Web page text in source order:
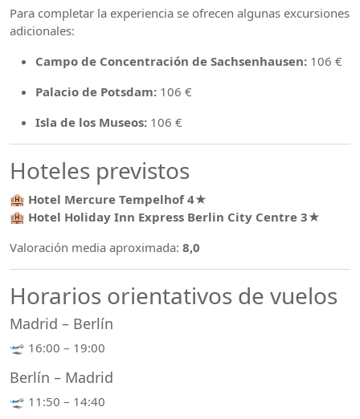
Para completar la experiencia se ofrecen algunas excursiones
adicionales:
Campo de Concentración de Sachsenhausen: 106 €
Palacio de Potsdam: 106 €
Isla de los Museos: 106 €
Hoteles previstos
🏨 Hotel Mercure Tempelhof 4★
🏨 Hotel Holiday Inn Express Berlin City Centre 3★
Valoración media aproximada: 8,0
Horarios orientativos de vuelos
Madrid – Berlín
🛫 16:00 – 19:00
Berlín – Madrid
🛫 11:50 – 14:40